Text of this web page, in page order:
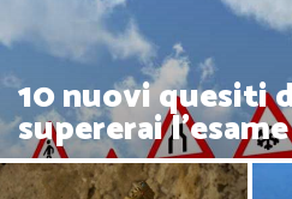
10 nuovi quesiti
supererai